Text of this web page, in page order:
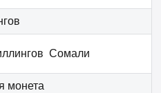
Сомали
монета